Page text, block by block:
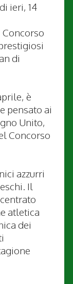
ieri, 14
di
è
pensato ai
Unito,
Concorso
azzurri
Il
atletica
dei